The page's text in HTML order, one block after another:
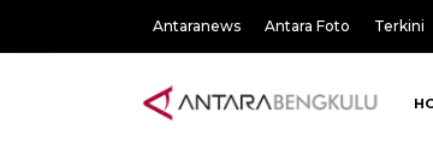
Antaranews Antara Foto Terkini